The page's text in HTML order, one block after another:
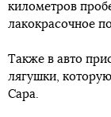
километров
лакокрасочное
Также в авто
лягушки,
Сара.